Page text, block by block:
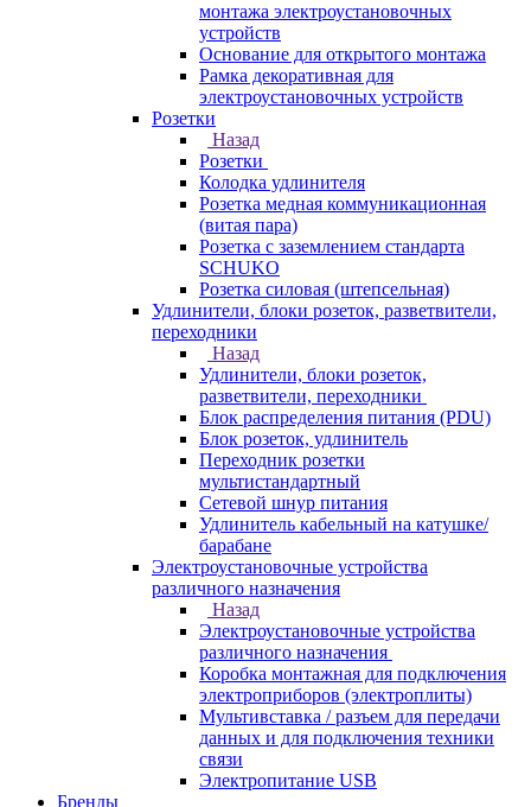
монтажа электроустановочных
устройств
Основание для открытого монтажа
Рамка декоративная для
электроустановочных устройств
Розетки
Назад
Розетки
Колодка удлинителя
Розетка медная коммуникационная
(витая пара)
Розетка с заземлением стандарта
SCHUKO
Розетка силовая (штепсельная)
Удлинители, блоки розеток, разветвители,
переходники
Назад
Удлинители, блоки розеток,
разветвители, переходники
Блок распределения питания (PDU)
Блок розеток, удлинитель
Переходник розетки
мультистандартный
Сетевой шнур питания
Удлинитель кабельный на катушке/
барабане
Электроустановочные устройства
различного назначения
Назад
Электроустановочные устройства
различного назначения
Коробка монтажная для подключения
электроприборов (электроплиты)
Мультивставка / разъем для передачи
данных и для подключения техники
связи
Электропитание USB
Бренды